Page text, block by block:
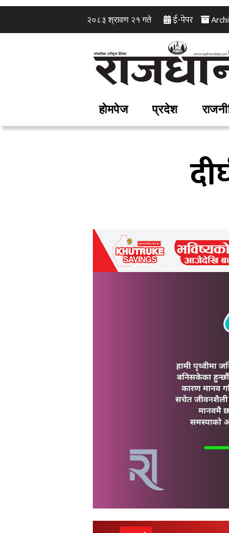
२०८३ श्रावण २१ गते ई-पेपर
होमपेज प्रदेश